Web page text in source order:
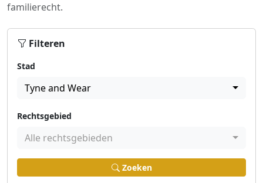
familierecht.
Filteren
Stad
Tyne and Wear
Rechtsgebied
Alle rechtsgebieden
Zoeken